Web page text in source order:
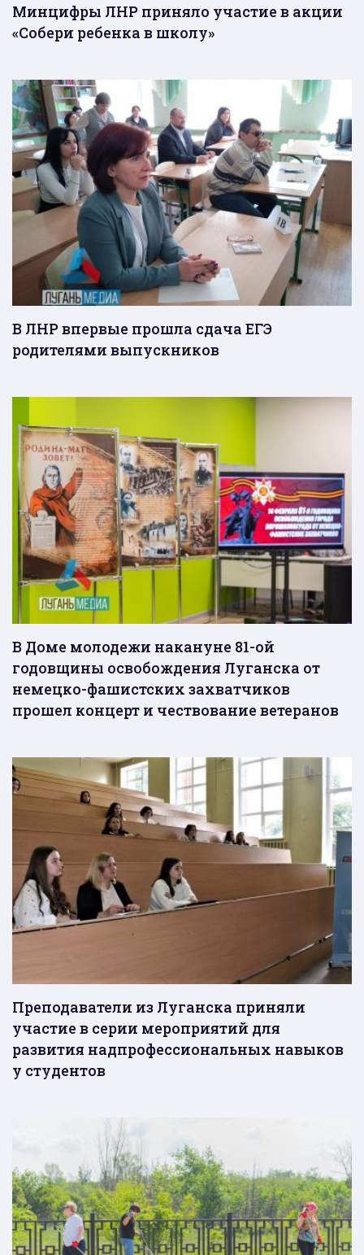
Минцифры ЛНР приняло участие в акции
«Собери ребенка в школу»
В ЛНР впервые прошла сдача ЕГЭ
родителями выпускников
В Доме молодежи накануне 81-ой
годовщины освобождения Луганска от
немецко-фашистских захватчиков
прошел концерт и чествование ветеранов
Преподаватели из Луганска приняли
участие в серии мероприятий для
развития надпрофессиональных навыков
у студентов